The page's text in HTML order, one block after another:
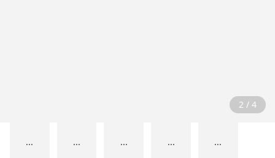
2 / 4
... ... ... ... ...